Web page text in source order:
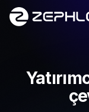
İçeriğe geç